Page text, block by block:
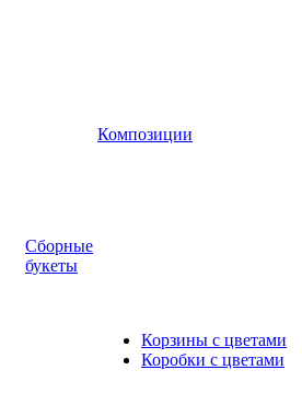
Сборные
букеты
Композиции
Корзины с цветами
Коробки с цветами